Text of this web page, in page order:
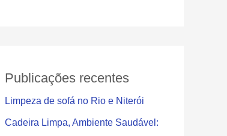
Publicações recentes
Limpeza de sofá no Rio e Niterói
Cadeira Limpa, Ambiente Saudável: